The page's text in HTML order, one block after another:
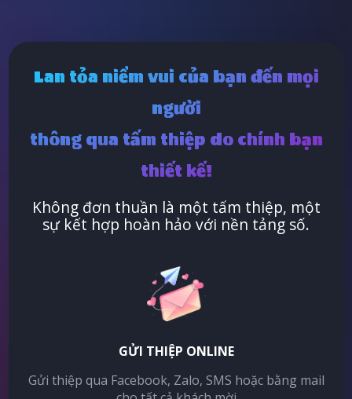
Lan tỏa niềm vui của bạn đến mọi
người
thông qua tấm thiệp do chính bạn
thiết kế!
Không đơn thuần là một tấm thiệp, một
sự kết hợp hoàn hảo với nền tảng số.
GỬI THIỆP ONLINE
Gửi thiệp qua Facebook, Zalo, SMS hoặc bằng mail